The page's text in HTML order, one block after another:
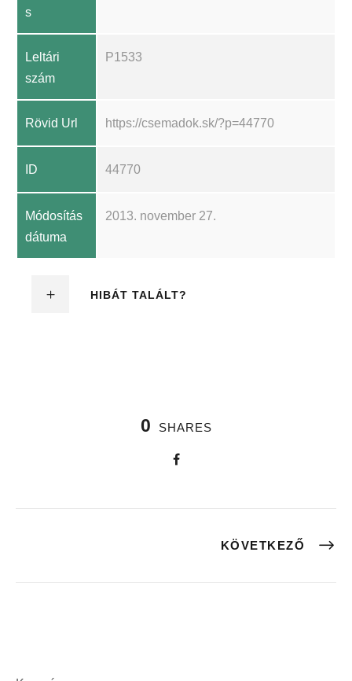
s
Leltári
szám
P1533
Rövid Url https://csemadok.sk/?p=44770
ID 44770
Módosítás
dátuma
2013. november 27.
HIBÁT TALÁLT?
0 SHARES
KÖVETKEZŐ